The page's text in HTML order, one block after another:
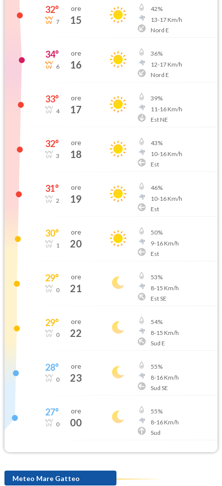
32°
7
ore
15
42%
13-17Km/h
Nord E
34°
6
ore
16
36%
12-17Km/h
Nord E
33°
4
ore
17
39%
11-16Km/h
Est NE
32°
3
ore
18
43%
10-16Km/h
Est
31°
2
ore
19
46%
10-16Km/h
Est
30°
1
ore
20
50%
9-16Km/h
Est
29°
0
ore
21
53%
8-15 Km/h
Est SE
29°
0
ore
22
54%
8-15 Km/h
Sud E
28°
0
ore
23
55%
8-16Km/h
Sud SE
27°
0
ore
00
55%
8-16Km/h
Sud
Meteo Mare Gatteo